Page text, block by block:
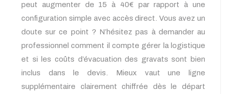
peut augmenter de 15 à 40€ par rapport à une
configuration simple avec accès direct. Vous avez un
doute sur ce point ? N’hésitez pas à demander au
professionnel comment il compte gérer la logistique
et si les coûts d’évacuation des gravats sont bien
inclus dans le devis. Mieux vaut une ligne
supplémentaire clairement chiffrée dès le départ